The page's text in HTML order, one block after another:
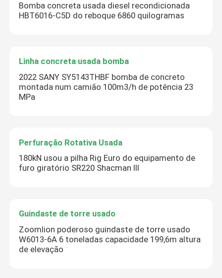
Bomba concreta usada diesel recondicionada
HBT6016-C5D do reboque 6860 quilogramas
Linha concreta usada bomba
2022 SANY SY5143THBF bomba de concreto
montada num camião 100m3/h de potência 23
MPa
Perfuração Rotativa Usada
180kN usou a pilha Rig Euro do equipamento de
furo giratório SR220 Shacman III
Guindaste de torre usado
Zoomlion poderoso guindaste de torre usado
W6013-6A 6 toneladas capacidade 199,6m altura
de elevação